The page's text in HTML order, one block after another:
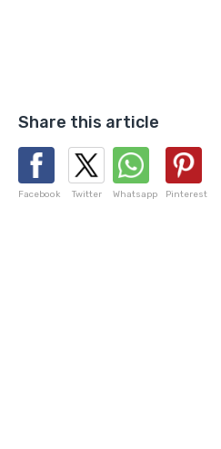
Share this article
Facebook Twitter Whatsapp Pinterest